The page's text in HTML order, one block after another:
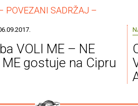
POVEZANI SADRŽAJ –
VOLI ME – NE
ME gostuje na Cipru